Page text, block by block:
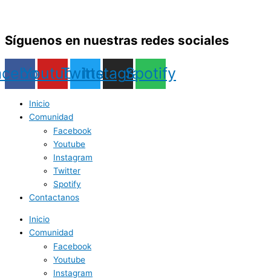
Síguenos en nuestras redes sociales
YoutubeTwitter
Instagram
Spotify
Inicio
Comunidad
Facebook
Youtube
Instagram
Twitter
Spotify
Contactanos
Inicio
Comunidad
Facebook
Youtube
Instagram